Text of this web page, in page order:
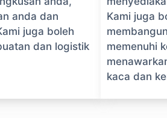
anda dan
juga boleh
dan logistik
Kami juga
memenuhi
kaca dan